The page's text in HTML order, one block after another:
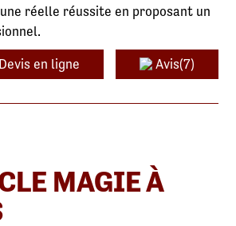
réelle réussite en proposant un
Devis en ligne Avis(7)
MAGIE À